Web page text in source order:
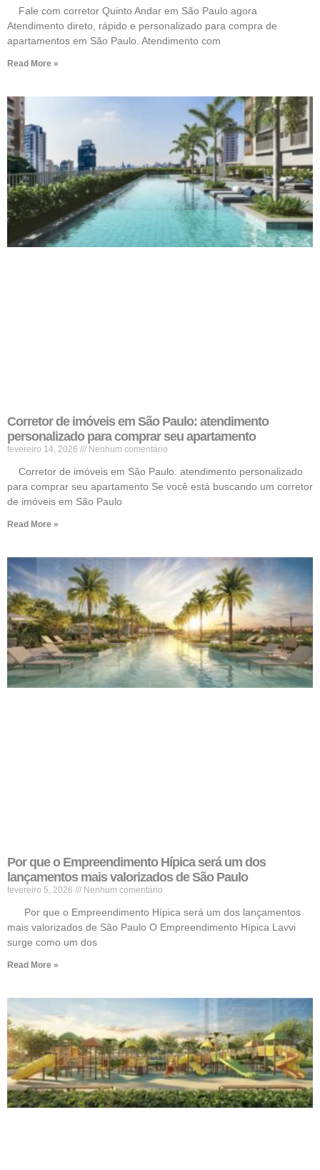
Fale com corretor Quinto Andar em São Paulo agora
Atendimento direto, rápido e personalizado para compra de
apartamentos em São Paulo. Atendimento com
Read More »
Corretor de imóveis em São Paulo: atendimento
personalizado para comprar seu apartamento
fevereiro 14, 2026 Nenhum comentário
Corretor de imóveis em São Paulo: atendimento personalizado
para comprar seu apartamento Se você está buscando um corretor
de imóveis em São Paulo
Read More »
Por que o Empreendimento Hípica será um dos
lançamentos mais valorizados de São Paulo
fevereiro 5, 2026 Nenhum comentário
Por que o Empreendimento Hípica será um dos lançamentos
mais valorizados de São Paulo O Empreendimento Hípica Lavvi
surge como um dos
Read More »